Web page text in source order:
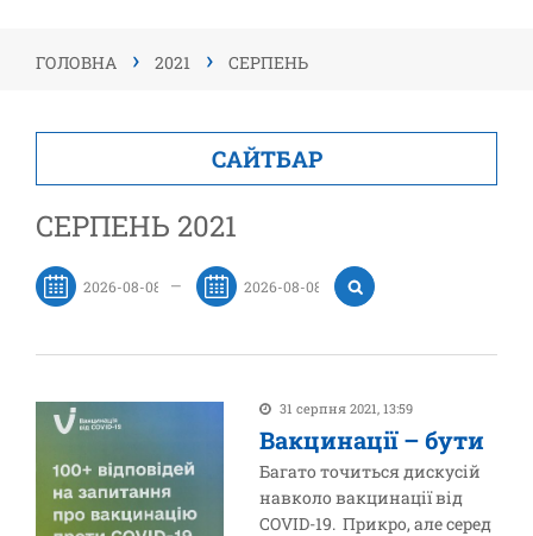
ГОЛОВНА › 2021 › СЕРПЕНЬ
САЙТБАР
СЕРПЕНЬ 2021
—
31 серпня 2021, 13:59
Вакцинації – бути
Багато точиться дискусій
навколо вакцинації від
COVID-19. Прикро, але серед